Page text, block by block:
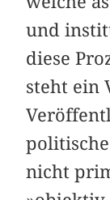
und
diese
steht ein
nicht